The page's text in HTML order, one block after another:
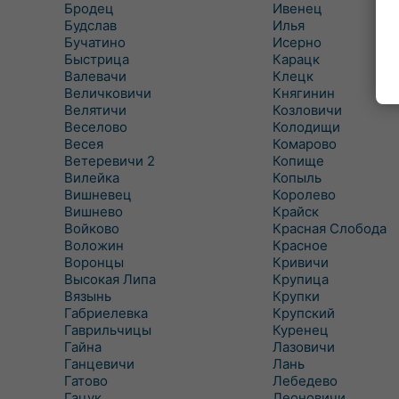
Бродец
Будслав
Бучатино
Быстрица
Валевачи
Величковичи
Велятичи
Веселово
Весея
Ветеревичи 2
Вилейка
Вишневец
Вишнево
Войково
Воложин
Воронцы
Высокая Липа
Вязынь
Габриелевка
Гаврильчицы
Гайна
Ганцевичи
Гатово
Ивенец
Илья
Исерно
Карацк
Клецк
Княгинин
Козловичи
Колодищи
Комарово
Копище
Копыль
Королево
Крайск
Красная Слобода
Красное
Кривичи
Крупица
Крупки
Крупский
Куренец
Лазовичи
Лань
Лебедево